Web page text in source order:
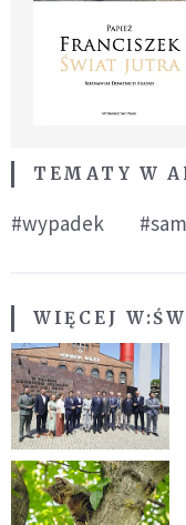
TEMATY W
#wypadek
WIĘCEJ W: